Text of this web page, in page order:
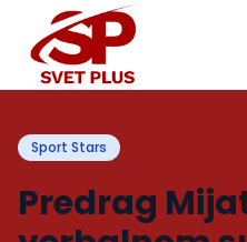
Sport Stars
Predrag